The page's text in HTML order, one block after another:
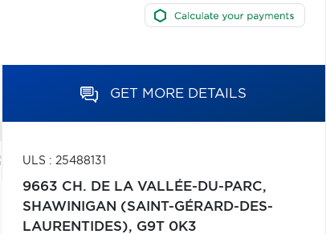
GET MORE DETAILS
ULS : 25488131
9663 CH. DE LA VALLÉE-DU-PARC,
SHAWINIGAN (SAINT-GÉRARD-DES-
LAURENTIDES), G9T 0K3